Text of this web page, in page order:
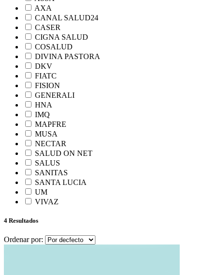
AXA
CANAL SALUD24
CASER
CIGNA SALUD
COSALUD
DIVINA PASTORA
DKV
FIATC
FISION
GENERALI
HNA
IMQ
MAPFRE
MUSA
NECTAR
SALUD ON NET
SALUS
SANITAS
SANTA LUCIA
UM
VIVAZ
4 Resultados
Ordenar por: